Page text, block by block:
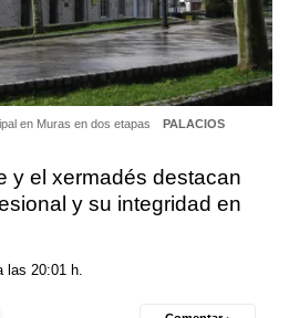
en Muras en dos etapas PALACIOS
y el xermadés destacan
y su integridad en
las 20:01 h.